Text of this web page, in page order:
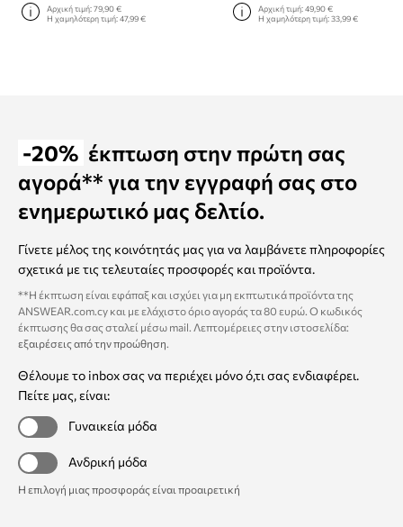
Αρχική τιμή:79,90 €
Η χαμηλότερη τιμή:47,99 €
Αρχική τιμή: 49,90 €
Η χαμηλότερη τιμή: 33,99 €
-20% έκπτωση στην πρώτη σας
αγορά** για την εγγραφή σας στο
ενημερωτικό μας δελτίο.
Γίνετε μέλος της κοινότητάς μας για να λαμβάνετε πληροφορίες
σχετικά με τις τελευταίες προσφορές και προϊόντα.
**Η έκπτωση είναι εφάπαξ και ισχύει για μη εκπτωτικά προϊόντα της
ANSWEAR.com.cy και με ελάχιστο όριο αγοράς τα 80 ευρώ. Ο κωδικός
έκπτωσης θα σας σταλεί μέσω mail. Λεπτομέρειες στην ιστοσελίδα:
εξαιρέσεις από την προώθηση.
Θέλουμε το inbox σας να περιέχει μόνο ό,τι σας ενδιαφέρει.
Πείτε μας, είναι:
Γυναικεία μόδα
Ανδρική μόδα
Η επιλογή μιας προσφοράς είναι προαιρετική